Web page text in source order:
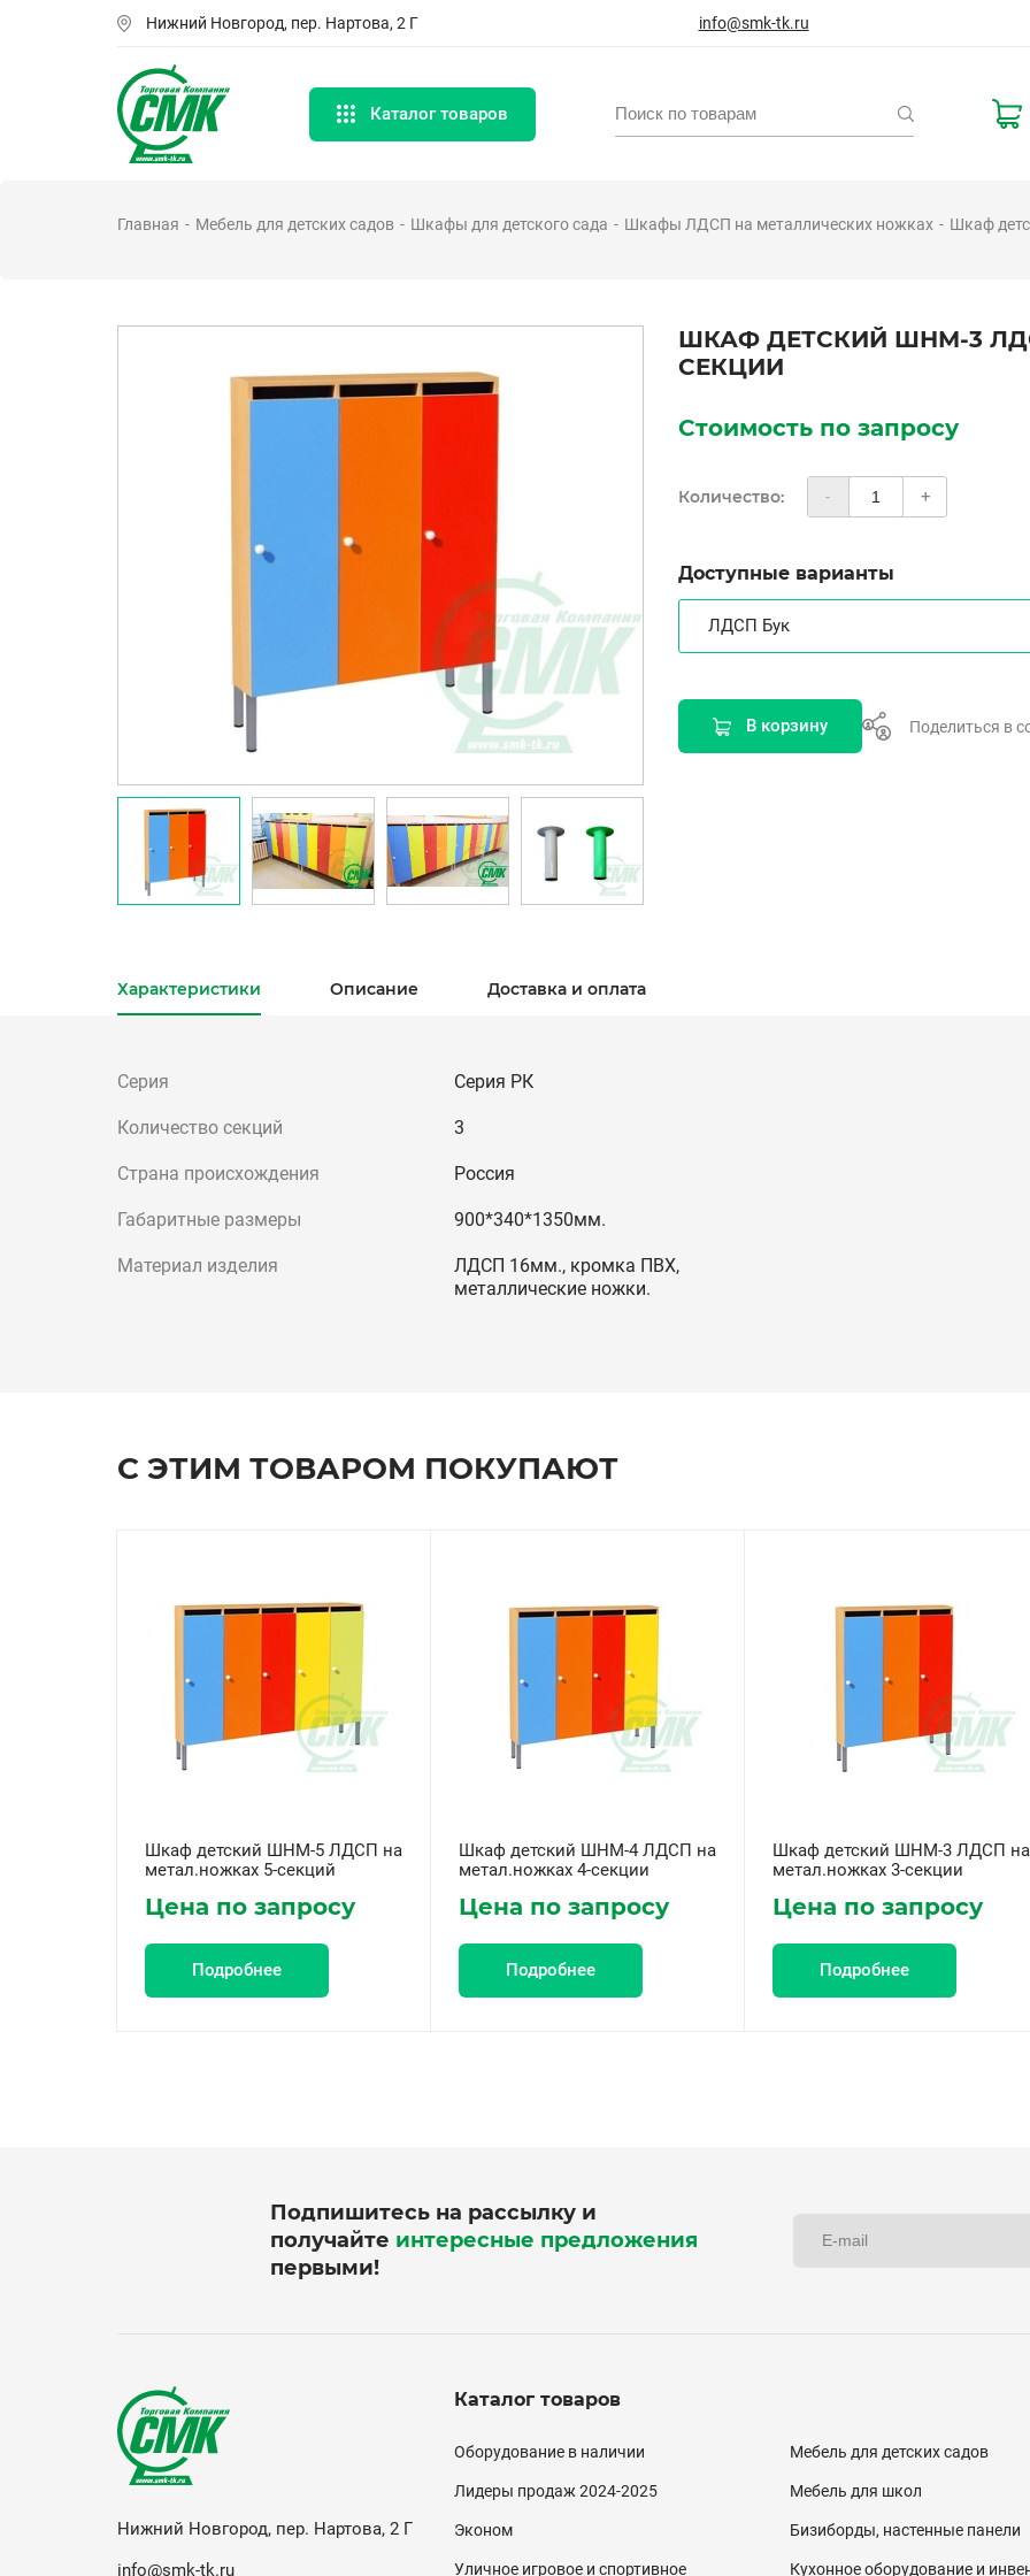
Нижний Новгород, пер. Нартова, 2 Г info@smk-tk.ru
Каталог товаров
Главная Мебель для детских садов Шкафы для детского сада Шкафы ЛДСП на металлических ножках Шкаф
ШКАФ ДЕТСКИЙ ШНМ-3
СЕКЦИИ
Стоимость по запросу
Количество: - +
Доступные варианты
ЛДСП Бук
В корзину Поделиться в
Характеристики Описание Доставка и оплата
Серия Серия РК
Количество секций 3
Страна происхождения Россия
Габаритные размеры 900*340*1350мм.
Материал изделия
ЛДСП 16мм., кромка ПВХ,
металлические ножки.
С ЭТИМ ТОВАРОМ ПОКУПАЮТ
Шкаф детский ШНМ-5 ЛДСП на
метал.ножках 5-секций
Цена по запросу
Подробнее
Шкаф детский ШНМ-4 ЛДСП на
метал.ножках 4-секции
Цена по запросу
Подробнее
Шкаф детский ШНМ-3 ЛДСП на
метал.ножках 3-секции
Цена по запросу
Подробнее
Подпишитесь на рассылку и
получайте интересные предложения
первыми!
Нижний Новгород, пер. Нартова, 2 Г
info@smk-tk.ru
Каталог товаров
Каталог
(подвал)
Оборудование в наличии
Лидеры продаж 2024-2025
Эконом
Уличное игровое и спортивное
Мебель для детских садов
Мебель для школ
Бизиборды, настенные панели
Кухонное оборудование и